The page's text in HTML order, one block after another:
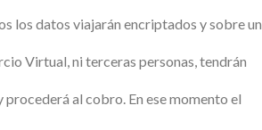
los datos viajarán encriptados y sobre un
Virtual, ni terceras personas, tendrán
al cobro. En ese momento el